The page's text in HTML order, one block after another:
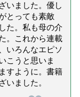
いました。優し
とっても素敵
た。私も母の介
。これから連載
いろんなエピソ
こうと思いま
すように。書籍
いました。